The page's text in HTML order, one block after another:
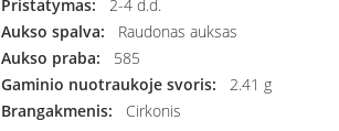
Pristatymas:
2-4 d.d.
Aukso spalva:
Raudonas auksas
Aukso praba:
585
Gaminio nuotraukoje svoris:
2.41 g
Brangakmenis:
Cirkonis